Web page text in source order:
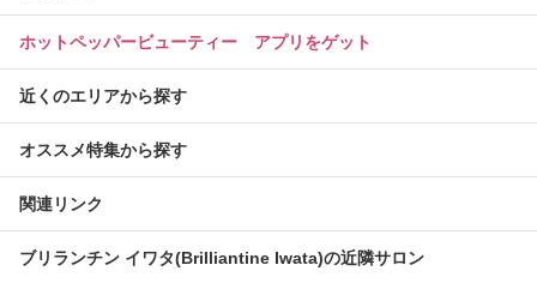
ホットペッパービューティー アプリをゲット
近くのエリアから探す
オススメ特集から探す
関連リンク
ブリランチン イワタ(Brilliantine Iwata)の近隣サロン